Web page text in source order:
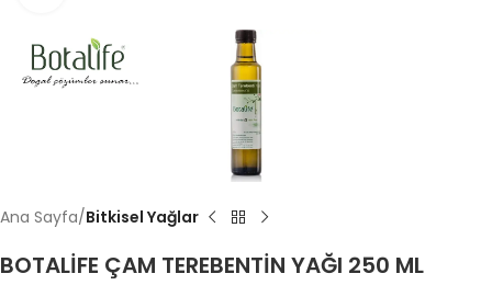
Ana Sayfa Bitkisel Yağlar
BOTALİFE ÇAM TEREBENTİN YAĞI 250 ML